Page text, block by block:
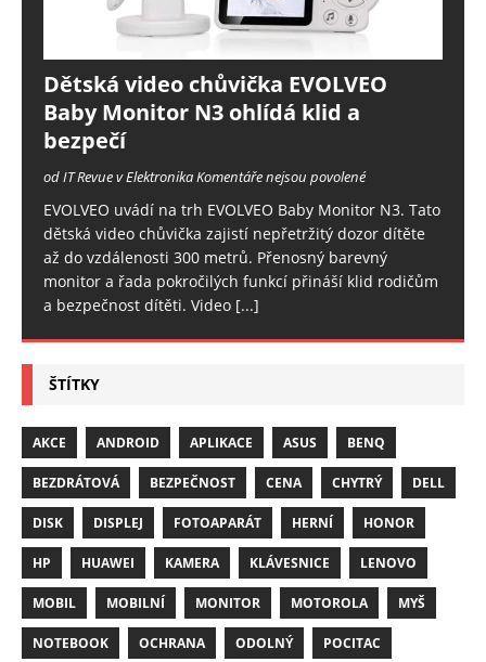
Dětská video chůvička EVOLVEO
Baby Monitor N3 ohlídá klid a
bezpečí
od IT Revue v ElektronikaKomentáře nejsou povolené
EVOLVEO uvádí na trh EVOLVEO Baby Monitor N3. Tato
dětská video chůvička zajistí nepřetržitý dozor dítěte
až do vzdálenosti 300 metrů. Přenosný barevný
monitor a řada pokročilých funkcí přináší klid rodičům
a bezpečnost dítěti. Video [...]
ŠTÍTKY
AKCE ANDROID APLIKACE ASUS BENQ
BEZDRÁTOVÁ BEZPEČNOST CENA CHYTRÝ DELL
DISK DISPLEJ FOTOAPARÁT HERNÍ HONOR
HP HUAWEI KAMERA KLÁVESNICE LENOVO
MOBIL MOBILNÍ MONITOR MOTOROLA MYŠ
NOTEBOOK OCHRANA ODOLNÝ POCITAC